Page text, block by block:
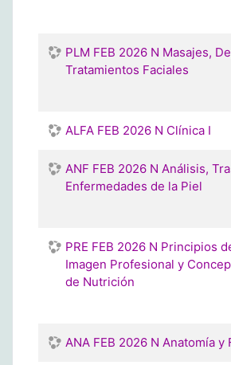
PLM FEB 2026 N Masajes,
Tratamientos Faciales
ALFA FEB 2026 N Clínica I
ANF FEB 2026 N Análisis,
Enfermedades de la Piel
PRE FEB 2026 N Principios
Imagen Profesional y
de Nutrición
ANA FEB 2026 N Anatomía y